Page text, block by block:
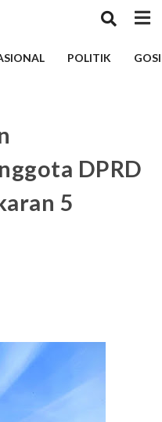
POLITIK
DPRD
5